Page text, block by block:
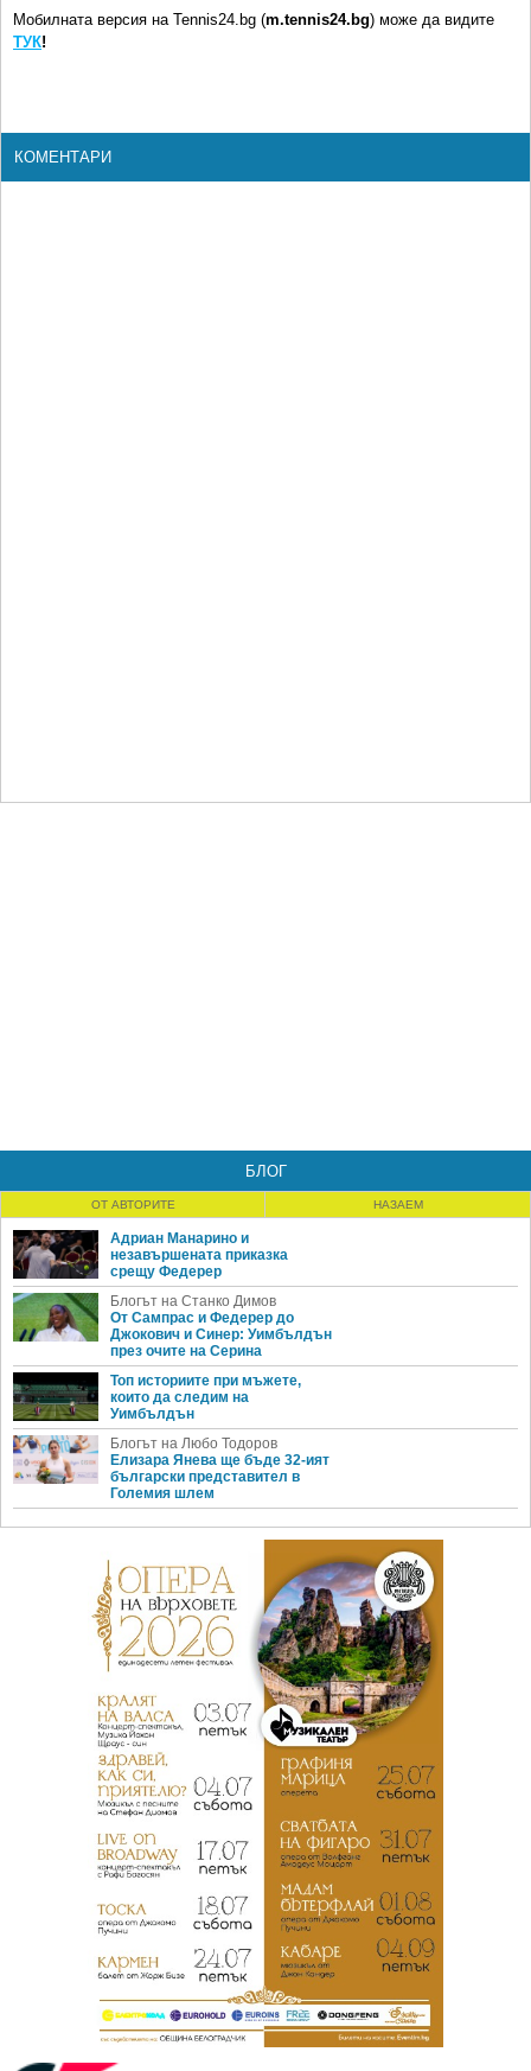
Мобилната версия на Tennis24.bg (m.tennis24.bg) може да видите
ТУК!
КОМЕНТАРИ
БЛОГ
ОТ АВТОРИТЕ НАЗАЕМ
Адриан Манарино и
незавършената приказка
срещу Федерер
Блогът на Станко Димов
От Сампрас и Федерер до
Джокович и Синер: Уимбълдън
през очите на Серина
Топ историите при мъжете,
които да следим на
Уимбълдън
Блогът на Любо Тодоров
Елизара Янева ще бъде 32-ият
български представител в
Големия шлем